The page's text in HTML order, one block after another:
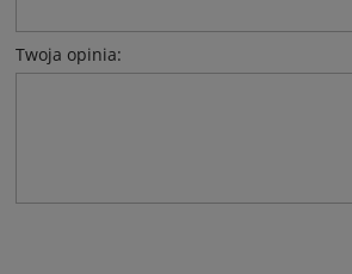
Twoja opinia: